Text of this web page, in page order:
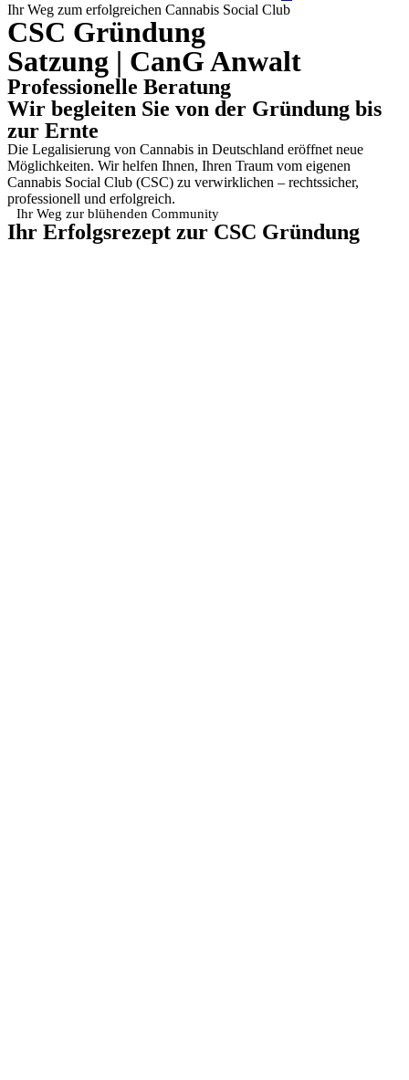
Ihr Weg zum erfolgreichen Cannabis Social Club
CSC Gründung
Satzung | CanG Anwalt
Professionelle Beratung
Wir begleiten Sie von der Gründung bis
zur Ernte
Die Legalisierung von Cannabis in Deutschland eröffnet neue
Möglichkeiten. Wir helfen Ihnen, Ihren Traum vom eigenen
Cannabis Social Club (CSC) zu verwirklichen – rechtssicher,
professionell und erfolgreich.
Ihr Weg zur blühenden Community
Ihr Erfolgsrezept zur CSC Gründung